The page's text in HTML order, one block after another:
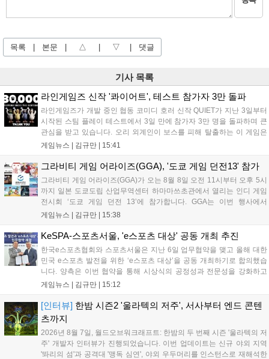
목록 본문 △ ▽ 댓글
기사 목록
라인게임즈 신작 '콰이어트', 테스트 참가자 3만 돌파
라인게임즈가 개발 중인 협동 코미디 호러 신작 QUIET가 지난 3일부터
시작된 스팀 플레이 테스트에서 3일 만에 참가자 3만 명을 돌파하며 큰
관심을 받고 있습니다. 오리 외계인이 보스를 피해 탈출하는 이 게임은
최대 4인 협동을 지원하며, 소음 관리와 물리 법칙을 활용한 전략적 플레
을 개선 중이며, 상세 정보는 스팀 페이지에서 확인 가능합니다....
게임뉴스 | 김규만 | 15:41
그라비티 게임 어라이즈(GGA), '도쿄 게임 던전13' 참가
그라비티 게임 어라이즈(GGA)가 오는 8월 8일 오전 11시부터 오후 5시
까지 일본 도쿄도립 산업무역센터 하마마쓰초관에서 열리는 인디 게임
전시회 ‘도쿄 게임 던전 13’에 참가합니다. GGA는 이번 행사에서
‘JALECO ARCADE COLLECTION’ 시리즈의 미공개 작품 12종을 최초
입니다. 시연 참여 관람객에게는 선착순으로 특별 굿즈를 증정하며, 인
디 게임 생태계 활성화와 신규 타이틀 반응 확인을 목표로 합니다....
게임뉴스 | 김규만 | 15:38
KeSPA-스포츠서울, 'e스포츠 대상' 공동 개최 추진
한국e스포츠협회와 스포츠서울은 지난 6일 업무협약을 맺고 올해 대한
민국 e스포츠 발전을 위한 ‘e스포츠 대상’을 공동 개최하기로 합의했습
니다. 양측은 이번 협약을 통해 시상식의 공정성과 전문성을 강화하고
MZ세대를 겨냥한 미디어 영향력을 확대해 e스포츠 전 종목을 아우르는
되는 이번 시상식이 e스포츠의 성과와 가치를 널리 알리는 권위 있는 행
사가 되도록 노력하겠다고 밝혔습니다....
게임뉴스 | 김규만 | 15:12
[인터뷰] 한밤 시즌2 '울라텍의 저주', 서사부터 엔드 콘텐
츠까지
2026년 8월 7일, 월드오브워크래프트: 한밤의 두 번째 시즌 '울라텍의 저
주' 개발자 인터뷰가 진행되었습니다. 이번 업데이트는 신규 야외 지역
'똬리의 섬'과 공격대 '맹독 심연', 야외 우두머리를 인스턴스로 재해석한